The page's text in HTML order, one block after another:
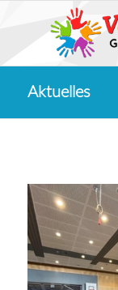
Aktuelles